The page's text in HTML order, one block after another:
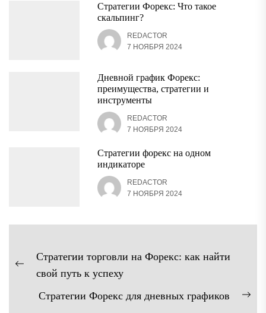
Стратегии Форекс: Что такое
скальпинг?
REDACTOR
7 НОЯБРЯ 2024
Дневной график Форекс:
преимущества, стратегии и
инструменты
REDACTOR
7 НОЯБРЯ 2024
Стратегии форекс на одном
индикаторе
REDACTOR
7 НОЯБРЯ 2024
Навигация
по
записям
Предыдущая
Стратегии торговли на Форекс: как найти
свой путь к успеху
Стратегии Форекс для дневных графиков